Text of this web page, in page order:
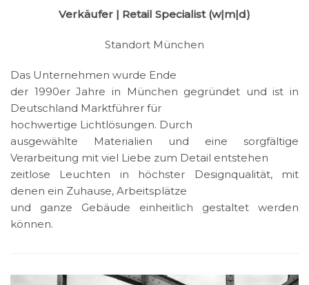
Verkäufer | Retail Specialist (w|m|d)
Standort München
Das Unternehmen wurde Ende
der 1990er Jahre in München gegründet und ist in
Deutschland Marktführer für
hochwertige Lichtlösungen. Durch
ausgewählte Materialien und eine sorgfältige
Verarbeitung mit viel Liebe zum Detail entstehen
zeitlose Leuchten in höchster Designqualität, mit
denen ein Zuhause, Arbeitsplätze
und ganze Gebäude einheitlich gestaltet werden
können.